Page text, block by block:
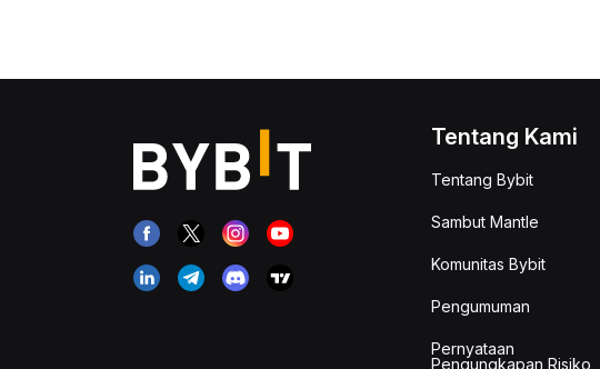
Tentang Kami
Tentang Bybit
Sambut Mantle
Komunitas Bybit
Pengumuman
Pernyataan
Pengungkapan Risiko